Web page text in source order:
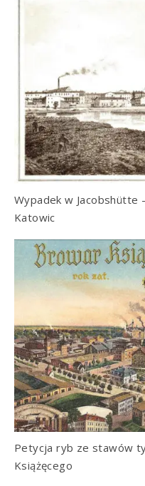
Wypadek w Jacobshütte
Katowic
Petycja ryb ze stawów
Książęcego